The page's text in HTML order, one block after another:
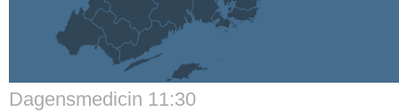
Dagensmedicin 11:30